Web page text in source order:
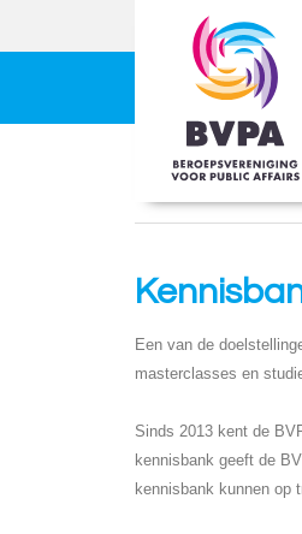
Een van de
masterclasses en
Sinds 2013 kent de
kennisbank geeft de
kennisbank kunnen op